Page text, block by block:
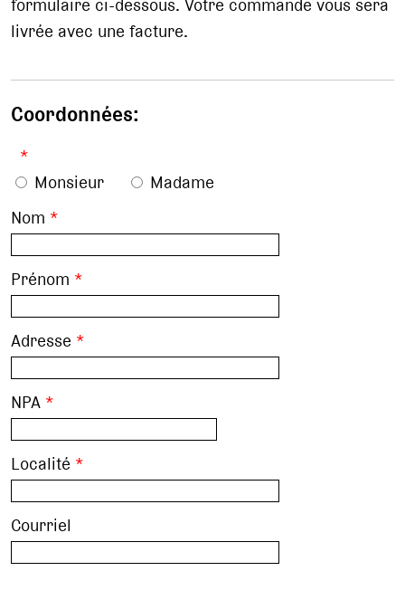
livrée avec une facture.
Coordonnées:
*
Monsieur
Madame
Nom *
Prénom *
Adresse *
NPA *
Localité *
Courriel